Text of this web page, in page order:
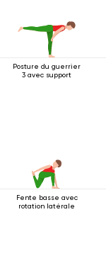
Posture du guerrier
3 avec support
Fente basse avec
rotation latérale